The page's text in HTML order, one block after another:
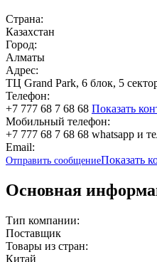
Страна:
Казахстан
Город:
Алматы
Адрес:
ТЦ Grand Park, 6 блок, 5
Телефон:
+7 777 68 7 68 68 Показать
Мобильный телефон:
+7 777 68 7 68 68 whatsapp и
Email:
Отправить сообщениеПоказать
Основная
Тип компании:
Поставщик
Товары из стран:
Китай